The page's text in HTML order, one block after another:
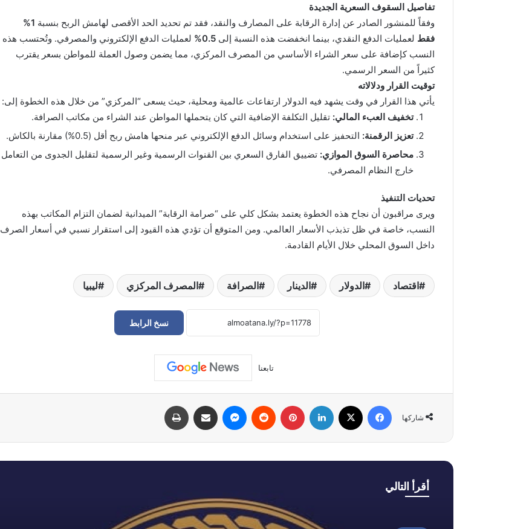
تفاصيل السقوف السعرية الجديدة
وفقاً للمنشور الصادر عن إدارة الرقابة على المصارف والنقد، فقد تم تحديد الحد الأقصى لهامش الربح بنسبة
1%
فقط لعمليات الدفع النقدي، بينما انخفضت هذه النسبة إلى 0.5%
لعمليات الدفع الإلكتروني والمصرفي. وتُحتسب هذه
النسب كإضافة على سعر الشراء الأساسي من المصرف المركزي، مما يضمن وصول العملة للمواطن بسعر يقترب
كثيراً من السعر الرسمي.
توقيت القرار ودلالاته
يأتي هذا القرار في وقت يشهد فيه الدولار ارتفاعات عالمية ومحلية، حيث يسعى “المركزي” من خلال هذه الخطوة إلى:
تخفيف العبء المالي: تقليل التكلفة الإضافية التي كان يتحملها المواطن عند الشراء من مكاتب الصرافة.
تعزيز الرقمنة: التحفيز على استخدام وسائل الدفع الإلكتروني عبر منحها هامش ربح أقل (0.5%) مقارنة بالكاش.
محاصرة السوق الموازي: تضييق الفارق السعري بين القنوات الرسمية وغير الرسمية لتقليل الجدوى من التعامل
خارج النظام المصرفي.
تحديات التنفيذ
ويرى مراقبون أن نجاح هذه الخطوة يعتمد بشكل كلي على “صرامة الرقابة” الميدانية لضمان التزام المكاتب بهذه
النسب، خاصة في ظل تذبذب الأسعار العالمي. ومن المتوقع أن تؤدي هذه القيود إلى استقرار نسبي في أسعار الصرف
داخل السوق المحلي خلال الأيام القادمة.
اقتصاد الدولار الدينار الصرافة المصرف المركزي ليبيا
نسخ الرابط
تابعنا
شاركها
فيسبوك لينكدإن بينتيريست ماسنجر مشاركة عبر البريد
أقرأ التالي
وزير الاقتصاد يصدر ضوابط جديدة لتراخيص
البرلمان ويؤكد سلامة منظومته
للتحول الرقمي